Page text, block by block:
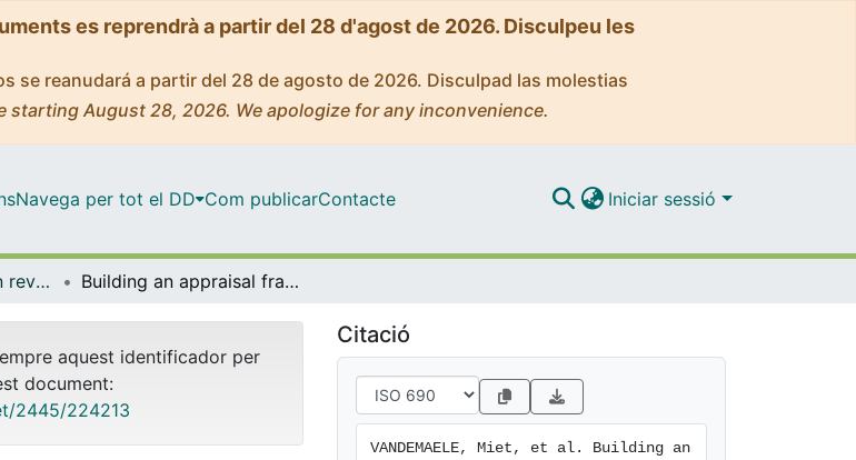
es reprendrà a partir del 28 d'agost de 2026. Disculpeu les
se reanudará a partir del 28 de agosto de 2026. Disculpad las molestias
August 28, 2026. We apologize for any inconvenience.
Navega per tot el DD Com publicarContacte Iniciar sessió
Articles publicats en revistes (Ciències Clíniques) Building an appraisal framework for radiotherapy innovations in a value-based context: The ESTRO-Value-based radiation oncology categorisation system
aquest identificador per
document:
2445/224213
Citació
VANDEMAELE, Miet, et al. Building an